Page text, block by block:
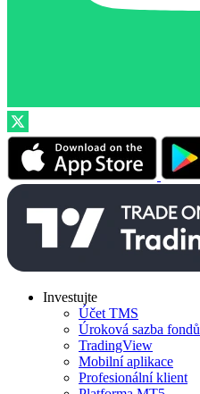
Investujte
Účet TMS
Úroková sazba fondů
TradingView
Mobilní aplikace
Profesionální klient